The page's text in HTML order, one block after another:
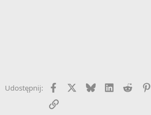
Udostępnij: Facebook Bluesky LinkedInReddit
Link